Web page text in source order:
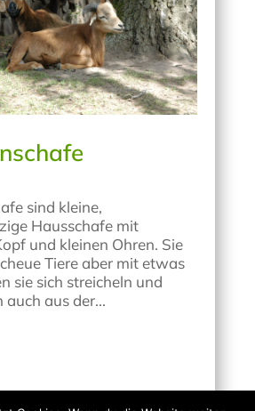
sind kleine,
Hausschafe mit
und kleinen Ohren. Sie
Tiere aber mit etwas
sie sich streicheln und
auch aus der...